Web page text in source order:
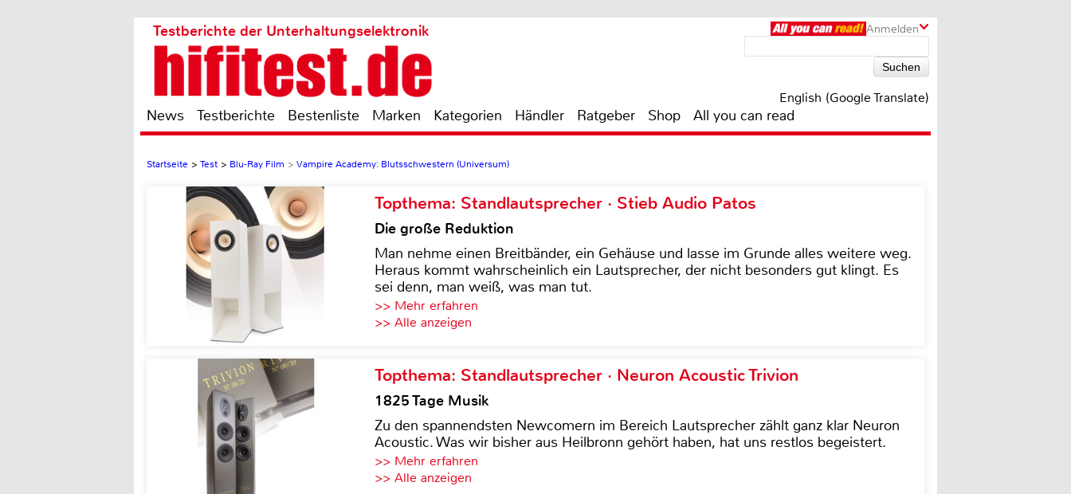
Anmelden
Testberichte der Unterhaltungselektronik
English (Google Translate)
News Testberichte Bestenliste Marken Kategorien Händler Ratgeber Shop All you can read
Startseite > Test > Blu-Ray Film > Vampire Academy: Blutsschwestern (Universum)
Topthema: Standlautsprecher · Stieb Audio Patos
Die große Reduktion
Man nehme einen Breitbänder, ein Gehäuse und lasse im Grunde alles weitere weg.
Heraus kommt wahrscheinlich ein Lautsprecher, der nicht besonders gut klingt. Es
sei denn, man weiß, was man tut.
>> Mehr erfahren
>> Alle anzeigen
Topthema: Standlautsprecher · Neuron Acoustic Trivion
1825 Tage Musik
Zu den spannendsten Newcomern im Bereich Lautsprecher zählt ganz klar Neuron
Acoustic. Was wir bisher aus Heilbronn gehört haben, hat uns restlos begeistert.
>> Mehr erfahren
>> Alle anzeigen